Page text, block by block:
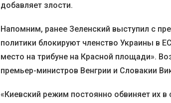
добавляет злости.
Напомним, ранее Зеленский выступил с
политики блокируют членство Украины в
место на трибуне на Красной площади».
премьер-министров Венгрии и Словакии
«Киевский режим постоянно обвиняет их в